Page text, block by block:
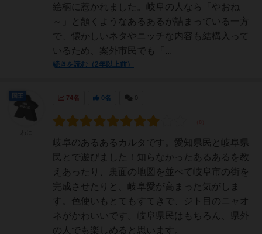
絵柄に惹かれました。岐阜の人なら「やおね
～」と頷くようなあるあるが詰まっている一方
で、懐かしいネタやニッチな内容も結構入って
いるため、案外市民でも「...
続きを読む（2年以上前）
74名 0名
岐阜のあるあるカルタです。愛知県民と岐阜県
民とで遊びました！知らなかったあるあるを教
えあったり、裏面の地図を並べて岐阜市の街を
完成させたりと、岐阜愛が高まった気がしま
す。色使いもとてもすてきで、ジト目のニャオ
ネがかわいいです。岐阜県民はもちろん、県外
の人でも楽しめると思います。
国王